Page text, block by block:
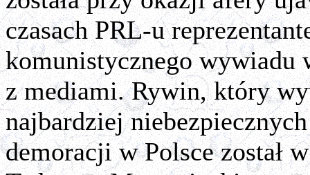
czasach PRL-u
komunistycznego wywiadu
z mediami. Rywin, który
najbardziej
demoracji w Polsce został